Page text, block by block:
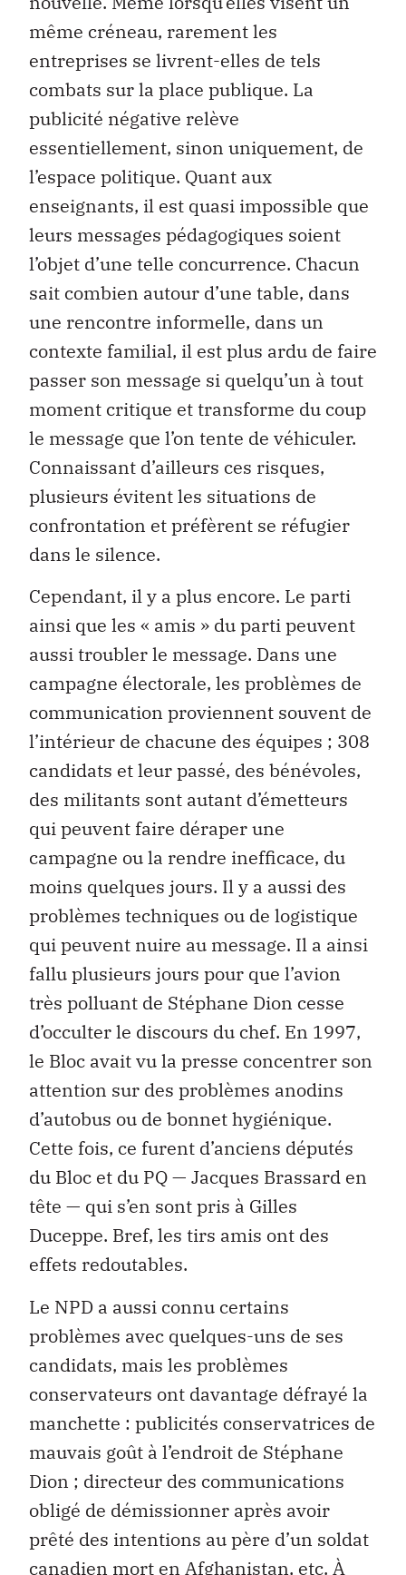
même créneau, rarement les
entreprises se livrent-elles de tels
combats sur la place publique. La
publicité négative relève
essentiellement, sinon uniquement, de
l’espace politique. Quant aux
enseignants, il est quasi impossible que
leurs messages pédagogiques soient
l’objet d’une telle concurrence. Chacun
sait combien autour d’une table, dans
une rencontre informelle, dans un
contexte familial, il est plus ardu de faire
passer son message si quelqu’un à tout
moment critique et transforme du coup
le message que l’on tente de véhiculer.
Connaissant d’ailleurs ces risques,
plusieurs évitent les situations de
confrontation et préfèrent se réfugier
dans le silence.
Cependant, il y a plus encore. Le parti
ainsi que les « amis » du parti peuvent
aussi troubler le message. Dans une
campagne électorale, les problèmes de
communication proviennent souvent de
l’intérieur de chacune des équipes ; 308
candidats et leur passé, des bénévoles,
des militants sont autant d’émetteurs
qui peuvent faire déraper une
campagne ou la rendre inefficace, du
moins quelques jours. Il y a aussi des
problèmes techniques ou de logistique
qui peuvent nuire au message. Il a ainsi
fallu plusieurs jours pour que l’avion
très polluant de Stéphane Dion cesse
d’occulter le discours du chef. En 1997,
le Bloc avait vu la presse concentrer son
attention sur des problèmes anodins
d’autobus ou de bonnet hygiénique.
Cette fois, ce furent d’anciens députés
du Bloc et du PQ — Jacques Brassard en
tête — qui s’en sont pris à Gilles
Duceppe. Bref, les tirs amis ont des
effets redoutables.
Le NPD a aussi connu certains
problèmes avec quelques-uns de ses
candidats, mais les problèmes
conservateurs ont davantage défrayé la
manchette : publicités conservatrices de
mauvais goût à l’endroit de Stéphane
Dion ; directeur des communications
obligé de démissionner après avoir
prêté des intentions au père d’un soldat
canadien mort en Afghanistan, etc. À